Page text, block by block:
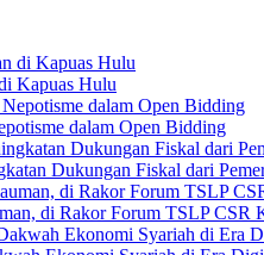
Kapuas Hulu
dalam Open Bidding
Dukungan Fiskal dari
di Rakor Forum TSLP CSR